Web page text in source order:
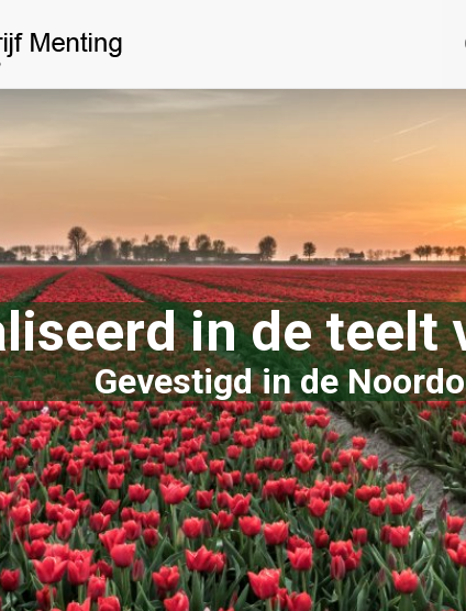
in de teelt
Gevestigd in de